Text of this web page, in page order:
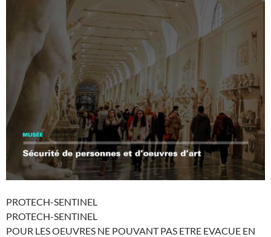
PROTECH-SENTINEL
PROTECH-SENTINEL
POUR LES OEUVRES NE POUVANT PAS ETRE EVACUE EN